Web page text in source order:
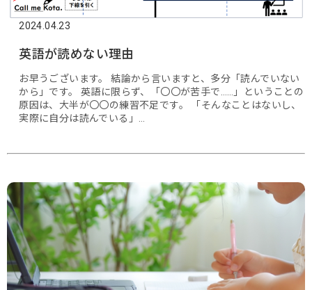
2024.04.23
英語が読めない理由
お早うございます。 結論から言いますと、多分「読んでいない
から」です。 英語に限らず、「〇〇が苦手で……」ということの
原因は、大半が〇〇の練習不足です。 「そんなことはないし、
実際に自分は読んでいる」…